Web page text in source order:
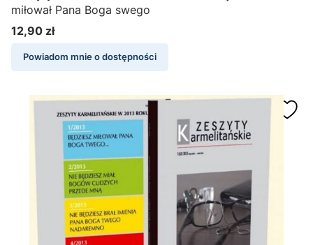
miłował Pana Boga swego
Cena
12,90 zł
Powiadom mnie o dostępności